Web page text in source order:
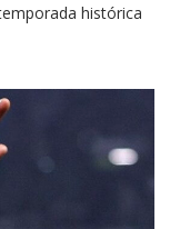
histórica